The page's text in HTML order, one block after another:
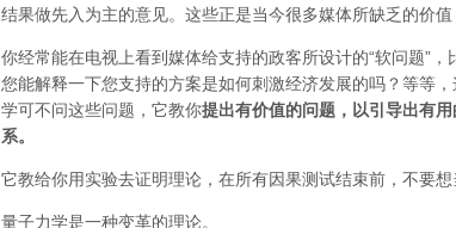
结果做先入为主的意见。这些正是当今很多媒体所缺乏的价
你经常能在电视上看到媒体给支持的政客所设计的“软问题”
您能解释一下您支持的方案是如何刺激经济发展的吗？等等
学可不问这些问题，它教你提出有价值的问题，以引导出有
系。
它教给你用实验去证明理论，在所有因果测试结束前，不要想
量子力学是一种变革的理论。